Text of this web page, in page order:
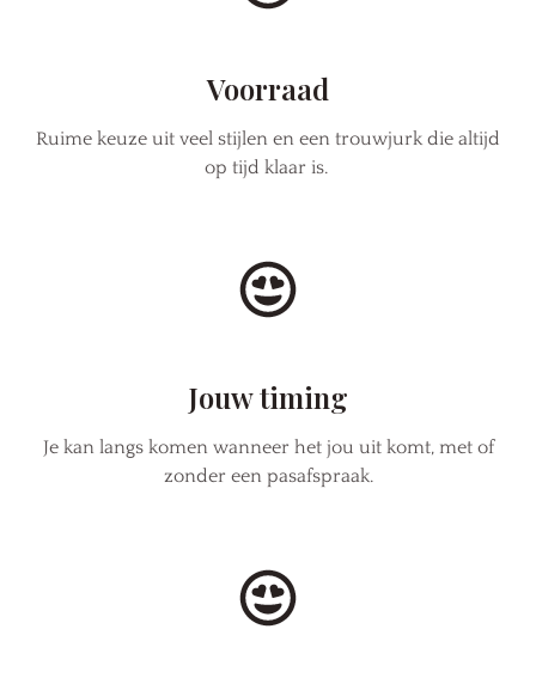
Voorraad
Ruime keuze uit veel stijlen en een trouwjurk die altijd
op tijd klaar is.
Jouw timing
Je kan langs komen wanneer het jou uit komt, met of
zonder een pasafspraak.